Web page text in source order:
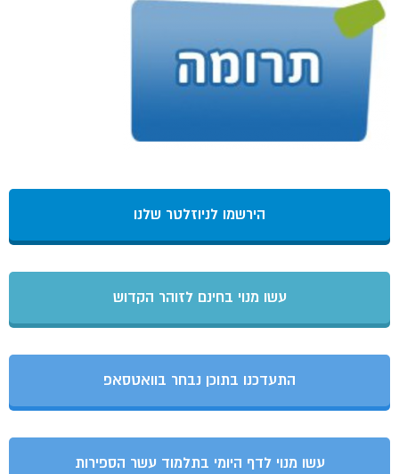
הירשמו לניוזלטר שלנו
עשו מנוי בחינם לזוהר הקדוש
התעדכנו בתוכן נבחר בוואטסאפ
עשו מנוי לדף היומי בתלמוד עשר הספירות